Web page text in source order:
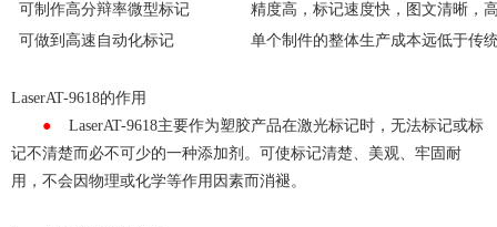
可制作高分辩率微型标记
精度高，标记速度快，图文清晰，
可做到高速自动化标记
单个制件的整体生产成本远低于传
LaserAT-9618的作用
● LaserAT-9618主要作为塑胶产品在激光标记时，无法标记或标
记不清楚而必不可少的一种添加剂。可使标记清楚、美观、牢固耐
用，不会因物理或化学等作用因素而消褪。